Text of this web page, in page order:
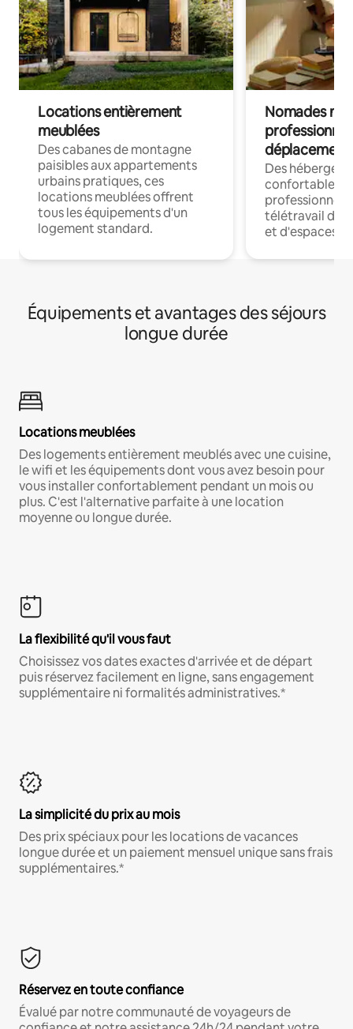
Locations entièrement
meublées
Des cabanes de montagne
paisibles aux appartements
urbains pratiques, ces
locations meublées offrent
tous les équipements d'un
logement standard.
Nomades
déplacement
Des
confortables
professionnels
télétravail
et d'espaces
Équipements et avantages des séjours
longue durée
Locations meublées
Des logements entièrement meublés avec une cuisine,
le wifi et les équipements dont vous avez besoin pour
vous installer confortablement pendant un mois ou
plus. C'est l'alternative parfaite à une location
moyenne ou longue durée.
La flexibilité qu'il vous faut
Choisissez vos dates exactes d'arrivée et de départ
puis réservez facilement en ligne, sans engagement
supplémentaire ni formalités administratives.*
La simplicité du prix au mois
Des prix spéciaux pour les locations de vacances
longue durée et un paiement mensuel unique sans frais
supplémentaires.*
Réservez en toute confiance
Évalué par notre communauté de voyageurs de